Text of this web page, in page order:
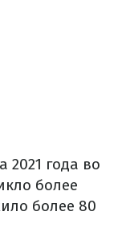
2021 года во
более
более 80